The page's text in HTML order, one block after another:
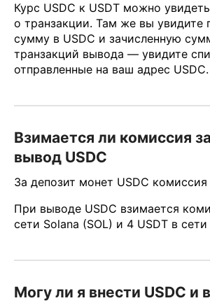
Курс USDC к USDT можно
о транзакции. Там же вы увидите
сумму в USDC и зачисленную
транзакций вывода — увидите
отправленные на ваш адрес USDC.
Взимается ли комиссия
вывод USDC
За депозит монет USDC комиссия
При выводе USDC взимается
сети Solana (SOL) и 4 USDT в
Могу ли я внести USDC и